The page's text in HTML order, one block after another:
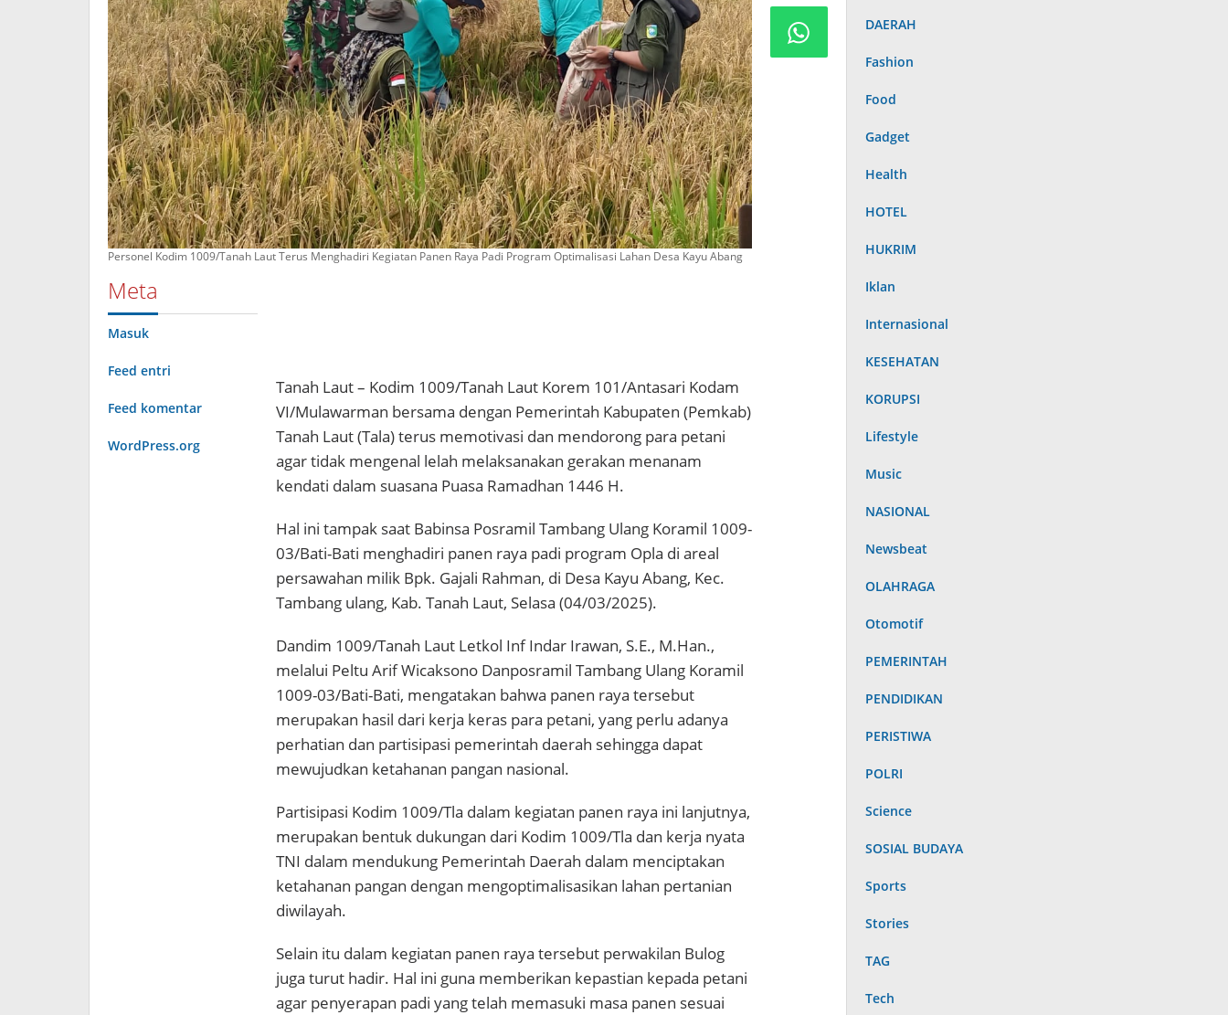
Personel Kodim 1009/Tanah Laut Terus Menghadiri Kegiatan Panen Raya Padi Program Optimalisasi Lahan Desa Kayu Abang
Meta
Masuk
Feed entri
Feed komentar
WordPress.org
Tanah Laut – Kodim 1009/Tanah Laut Korem 101/Antasari Kodam
VI/Mulawarman bersama dengan Pemerintah Kabupaten (Pemkab)
Tanah Laut (Tala) terus memotivasi dan mendorong para petani
agar tidak mengenal lelah melaksanakan gerakan menanam
kendati dalam suasana Puasa Ramadhan 1446 H.
Hal ini tampak saat Babinsa Posramil Tambang Ulang Koramil 1009-
03/Bati-Bati menghadiri panen raya padi program Opla di areal
persawahan milik Bpk. Gajali Rahman, di Desa Kayu Abang, Kec.
Tambang ulang, Kab. Tanah Laut, Selasa (04/03/2025).
Dandim 1009/Tanah Laut Letkol Inf Indar Irawan, S.E., M.Han.,
melalui Peltu Arif Wicaksono Danposramil Tambang Ulang Koramil
1009-03/Bati-Bati, mengatakan bahwa panen raya tersebut
merupakan hasil dari kerja keras para petani, yang perlu adanya
perhatian dan partisipasi pemerintah daerah sehingga dapat
mewujudkan ketahanan pangan nasional.
Partisipasi Kodim 1009/Tla dalam kegiatan panen raya ini lanjutnya,
merupakan bentuk dukungan dari Kodim 1009/Tla dan kerja nyata
TNI dalam mendukung Pemerintah Daerah dalam menciptakan
ketahanan pangan dengan mengoptimalisasikan lahan pertanian
diwilayah.
Selain itu dalam kegiatan panen raya tersebut perwakilan Bulog
juga turut hadir. Hal ini guna memberikan kepastian kepada petani
agar penyerapan padi yang telah memasuki masa panen sesuai
DAERAH
Fashion
Food
Gadget
Health
HOTEL
HUKRIM
Iklan
Internasional
KESEHATAN
KORUPSI
Lifestyle
Music
NASIONAL
Newsbeat
OLAHRAGA
Otomotif
PEMERINTAH
PENDIDIKAN
PERISTIWA
POLRI
Science
SOSIAL BUDAYA
Sports
Stories
TAG
Tech